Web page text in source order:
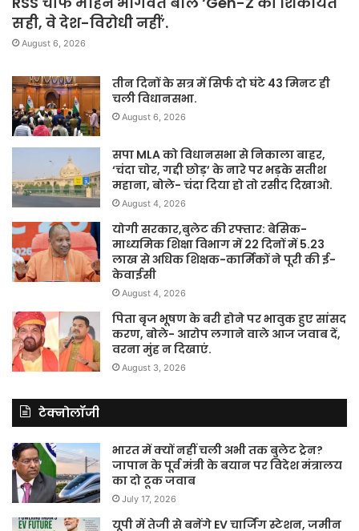
सही, वे देश-विरोधी नहीं’.
August 6, 2026
तीन दिनों के सत्र में सिर्फ दो घंटे 43 मिनट ही
चली विधानसभा.
August 6, 2026
सपा MLA को विधानसभा से निकाला बाहर,
‘चंदा चोर, गद्दी छोड़’ के नारे पर भड़के सतीश
महाना, बोले- चंदा दिया हो तो रसीद दिखाओ.
August 4, 2026
योगी सरकार,बुलेट की रफ्तार: बेसिक-
माध्यमिक शिक्षा विभाग में 22 दिनों में 5.23
लाख से अधिक शिक्षक-कार्मिकों ने पूरी की ई-
केवाईसी
August 4, 2026
पिता बृज भूषण के बरी होने पर भावुक हुए सांसद
करण, बोले- आरोप लगाने वाले आज जवाब दें,
वरना मुंह न दिखाएं.
August 3, 2026
टेक्नोलॉजी
भारत में क्यों नहीं चली अभी तक बुलेट ट्रेन?
जापान के पूर्व मंत्री के बयान पर विदेश मंत्रालय
का दो टूक जवाब
July 17, 2026
यूपी में तेजी से बनेंगे EV चार्जिंग स्टेशन, जमीन